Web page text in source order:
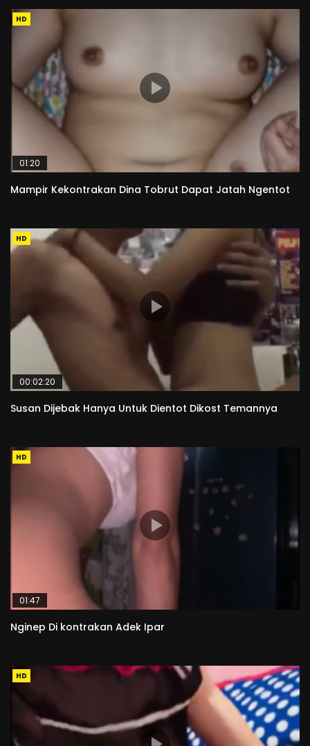
HD
01:20
Mampir Kekontrakan Dina Tobrut Dapat Jatah Ngentot
HD
00:02:20
Susan Dijebak Hanya Untuk Dientot Dikost Temannya
HD
01:47
Nginep Di kontrakan Adek Ipar
HD